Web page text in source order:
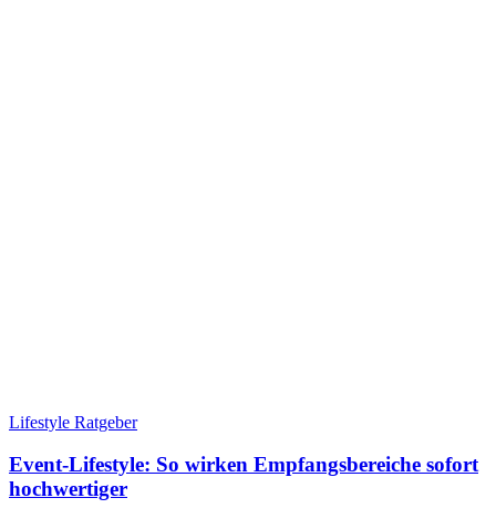
Lifestyle Ratgeber
Event-Lifestyle: So wirken Empfangsbereiche sofort
hochwertiger